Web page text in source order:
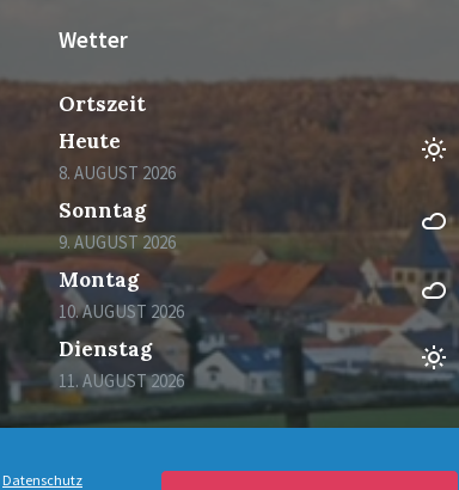
Datenschutz
Wetter
Ortszeit
Heute
8. AUGUST 2026
Sonntag
9. AUGUST 2026
Montag
10. AUGUST 2026
Dienstag
11. AUGUST 2026